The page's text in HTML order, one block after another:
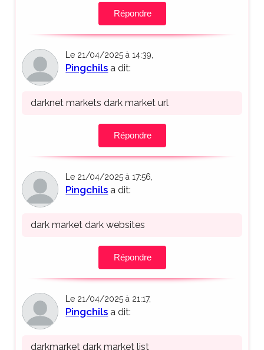
Répondre
Le 21/04/2025 à 14:39,
Pingchils a dit:
darknet markets dark market url
Répondre
Le 21/04/2025 à 17:56,
Pingchils a dit:
dark market dark websites
Répondre
Le 21/04/2025 à 21:17,
Pingchils a dit:
darkmarket dark market list